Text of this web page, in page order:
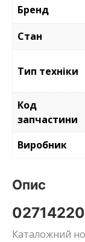
Бренд
Стан
Тип техніки
Код
запчастини
Виробник
Опис
Каталожний